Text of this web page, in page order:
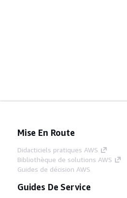
Mise En Route
Didacticiels pratiques AWS
Bibliothèque de solutions AWS
Guides de décision AWS
Guides De Service